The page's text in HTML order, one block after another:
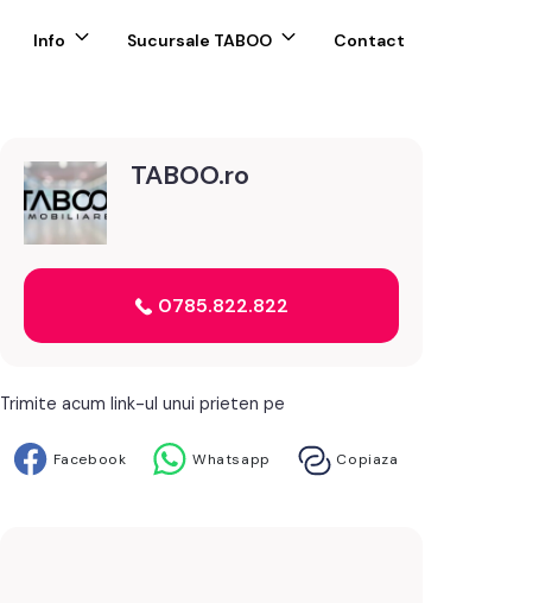
Info Sucursale TABOO Contact
TABOO.ro
0785.822.822
Trimite acum link-ul unui prieten pe
Facebook Whatsapp Copiaza